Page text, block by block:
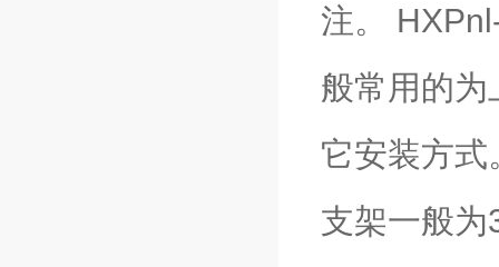
注。
般常用的
它安装方
支架一般